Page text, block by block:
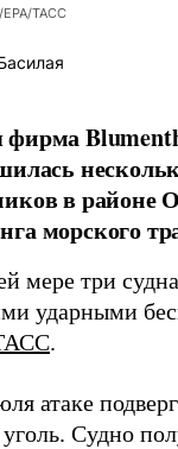
EPA/ТАСС
в районе
морского
мере три
ударными
.
атаке
уголь. Судно